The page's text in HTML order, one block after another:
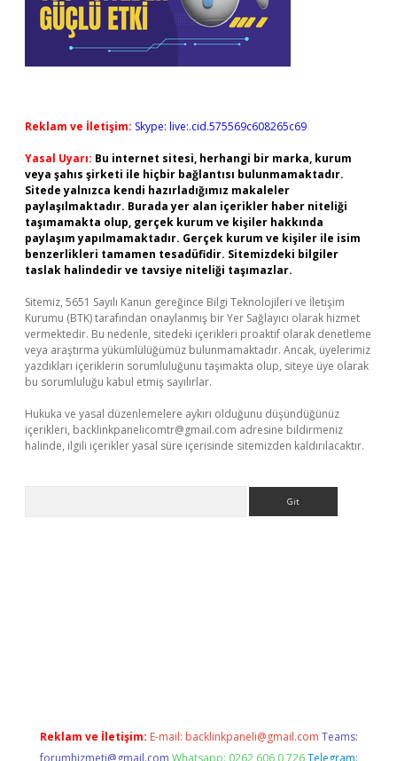
Reklam ve İletişim: Skype: live:.cid.575569c608265c69
Yasal Uyarı: Bu internet sitesi, herhangi bir marka, kurum
veya şahıs şirketi ile hiçbir bağlantısı bulunmamaktadır.
Sitede yalnızca kendi hazırladığımız makaleler
paylaşılmaktadır. Burada yer alan içerikler haber niteliği
taşımamakta olup, gerçek kurum ve kişiler hakkında
paylaşım yapılmamaktadır. Gerçek kurum ve kişiler ile isim
benzerlikleri tamamen tesadüfidir. Sitemizdeki bilgiler
taslak halindedir ve tavsiye niteliği taşımazlar.
Sitemiz, 5651 Sayılı Kanun gereğince Bilgi Teknolojileri ve İletişim
Kurumu (BTK) tarafından onaylanmış bir Yer Sağlayıcı olarak hizmet
vermektedir. Bu nedenle, sitedeki içerikleri proaktif olarak denetleme
veya araştırma yükümlülüğümüz bulunmamaktadır. Ancak, üyelerimiz
yazdıkları içeriklerin sorumluluğunu taşımakta olup, siteye üye olarak
bu sorumluluğu kabul etmiş sayılırlar.
Hukuka ve yasal düzenlemelere aykırı olduğunu düşündüğünüz
içerikleri, backlinkpanelicomtr@gmail.com adresine bildirmeniz
halinde, ilgili içerikler yasal süre içerisinde sitemizden kaldırılacaktır.
Reklam ve İletişim: E-mail: backlinkpaneli@gmail.com Teams:
forumhizmeti@gmail.com Whatsapp: 0262 606 0 726 Telegram: